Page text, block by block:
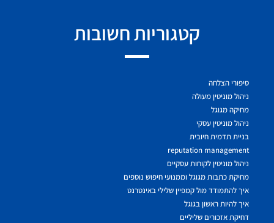
קטגוריות חשובות
סיפורי הצלחה
ניהול מוניטין מעולה
מחיקה מגוגל
ניהול מוניטין עסקי
בניית תדמית חיובית
reputation management
ניהול מוניטין לקוחות עסקיים
מחיקת כתבות מגוגל וממנועי חיפוש נוספים
איך להתמודד מול קמפיין שלילי באינטרנט
איך להיות ראשון בגוגל
דחיקת אזכורים שליליים